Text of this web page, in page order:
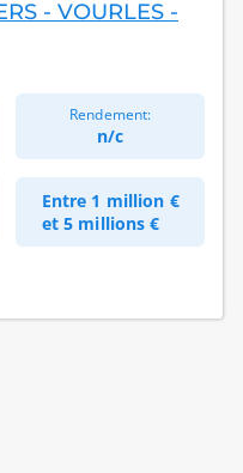
- VOURLES -
Rendement:
n/c
Entre 1 million €
et 5 millions €